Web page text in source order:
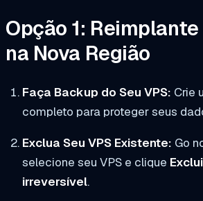
Opção 1: Reimplante
na Nova Região
Faça Backup do Seu VPS: Crie
completo para proteger seus
Exclua Seu VPS Existente: Go
selecione seu VPS e clique
irreversível.